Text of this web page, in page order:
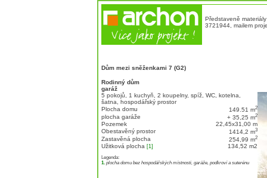
Představeně
3721944, mailem
Dům mezi sněženkami 7 (G2)
Rodinný dům
garáž
5 pokojů, 1 kuchyň, 2 koupelny, spíž, WC, kotelna,
šatna, hospodářský prostor
Plocha domu
149.51 m2
plocha garáže + 35,25 m2
Pozemek
22,45x31,00 m
Obestavěný prostor
1414,2 m3
Zastavěná plocha 254,99 m2
Užitková plocha [1] 134,52 m2
Legenda:
1. plocha domu bez hospodářských místnosti, garáže, podkroví a suterénu